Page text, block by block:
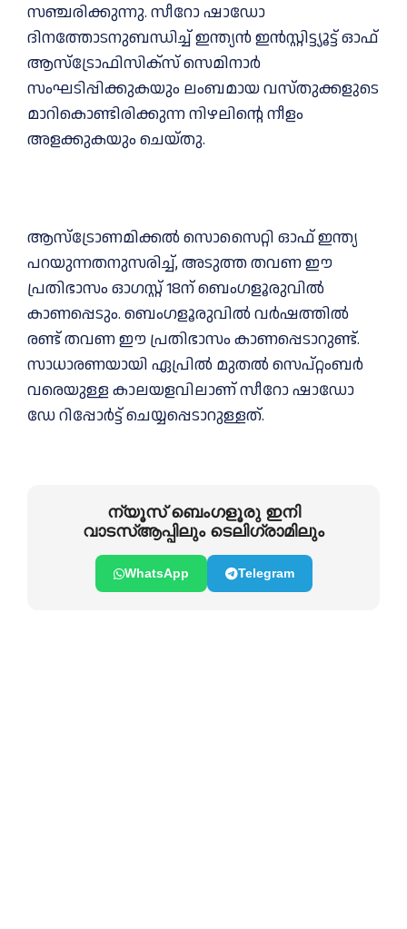
സഞ്ചരിക്കുന്നു. സീറോ ഷാഡോ
ദിനത്തോടനുബന്ധിച്ച് ഇന്ത്യന്‍ ഇന്‍സ്റ്റിട്ട്യൂട്ട് ഓഫ്
ആസ്‌ട്രോഫിസിക്‌സ് സെമിനാർ
സംഘടിപ്പിക്കുകയും ലംബമായ വസ്തുക്കളുടെ
മാറികൊണ്ടിരിക്കുന്ന നിഴലിന്റെ നീളം
അളക്കുകയും ചെയ്തു.
ആസ്‌ട്രോണമിക്കല്‍ സൊസൈറ്റി ഓഫ് ഇന്ത്യ
പറയുന്നതനുസരിച്ച്, അടുത്ത തവണ ഈ
പ്രതിഭാസം ഓഗസ്റ്റ് 18ന് ബെംഗളൂരുവിൽ
കാണപ്പെടും. ബെംഗളൂരുവിൽ വര്‍ഷത്തില്‍
രണ്ട് തവണ ഈ പ്രതിഭാസം കാണപ്പെടാറുണ്ട്.
സാധാരണയായി ഏപ്രില്‍ മുതൽ സെപ്റ്റംബർ
വരെയുള്ള കാലയളവിലാണ് സീറോ ഷാഡോ
ഡേ റിപ്പോർട്ട്‌ ചെയ്യപ്പെടാറുള്ളത്.
ന്യൂസ് ബെംഗളൂരു ഇനി
വാടസ്ആപ്പിലും ടെലിഗ്രാമിലും
WhatsApp Telegram